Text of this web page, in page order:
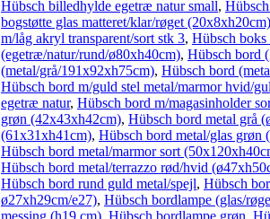
Hübsch billedhylde egetræ natur small,
bogstøtte glas matteret/klar/røget (20x8xh20cm)
m/låg akryl transparent/sort stk 3, Hübsch
(egetræ/natur/rund/ø80xh40cm), Hübsch bord
(metal/grå/191x92xh75cm), Hübsch bord
Hübsch bord m/guld stel metal/marmor hvid/
egetræ natur, Hübsch bord m/magasinholder
grøn (42x43xh42cm), Hübsch bord metal grå
(61x31xh41cm), Hübsch bord metal/glas grøn
Hübsch bord metal/marmor sort
Hübsch bord metal/terrazzo rød/hvid
Hübsch bord rund guld metal/spejl, Hübsch
ø27xh29cm/e27), Hübsch bordlampe (glas/
messing (h19 cm) Hübsch bordlampe grøn